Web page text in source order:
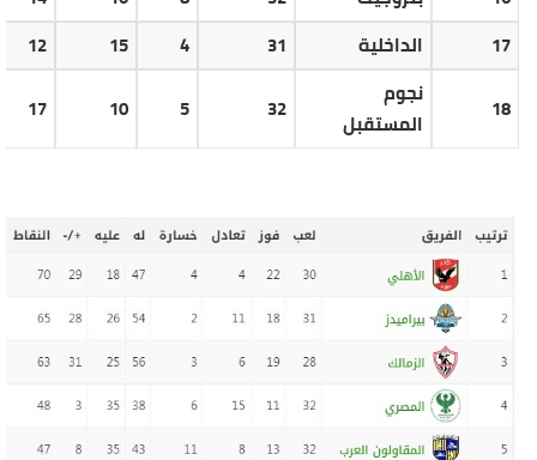
17
الداخلية 31
4
15
12
18
نجوم
المستقبل
32
5
10
17